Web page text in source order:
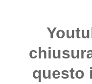
questo